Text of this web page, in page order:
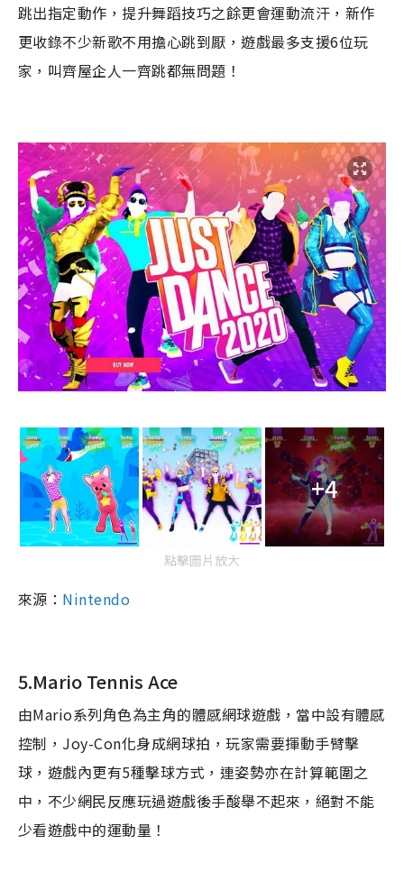
跳出指定動作，提升舞蹈技巧之餘更會運動流汗，新作
更收錄不少新歌不用擔心跳到厭，遊戲最多支援6位玩
家，叫齊屋企人一齊跳都無問題！
+4
點擊圖片放大
來源： Nintendo
5.Mario Tennis Ace
由Mario系列角色為主角的體感網球遊戲，當中設有體感
控制， Joy-Con化身成網球拍，玩家需要揮動手臂擊
球，遊戲內更有5種擊球方式，連姿勢亦在計算範圍之
中，不少網民反應玩過遊戲後手酸舉不起來，絕對不能
少看遊戲中的運動量！